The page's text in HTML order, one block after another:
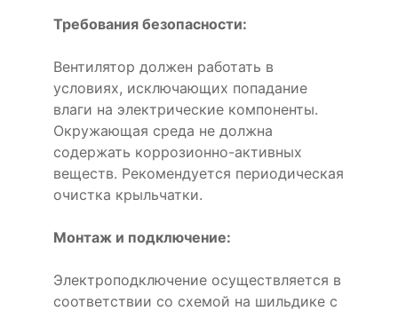
Требования безопасности:
Вентилятор должен работать в
условиях, исключающих попадание
влаги на электрические компоненты.
Окружающая среда не должна
содержать коррозионно-активных
веществ. Рекомендуется периодическая
очистка крыльчатки.
Монтаж и подключение:
Электроподключение осуществляется в
соответствии со схемой на шильдике с